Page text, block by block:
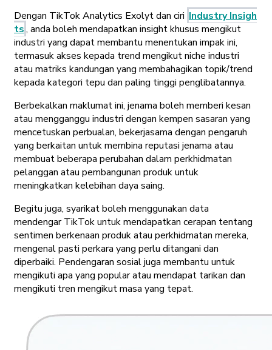
Dengan TikTok Analytics Exolyt dan ciri Industry Insigh
ts, anda boleh mendapatkan insight khusus mengikut
industri yang dapat membantu menentukan impak ini,
termasuk akses kepada trend mengikut niche industri
atau matriks kandungan yang membahagikan topik/trend
kepada kategori tepu dan paling tinggi penglibatannya.
Berbekalkan maklumat ini, jenama boleh memberi kesan
atau mengganggu industri dengan kempen sasaran yang
mencetuskan perbualan, bekerjasama dengan pengaruh
yang berkaitan untuk membina reputasi jenama atau
membuat beberapa perubahan dalam perkhidmatan
pelanggan atau pembangunan produk untuk
meningkatkan kelebihan daya saing.
Begitu juga, syarikat boleh menggunakan data
mendengar TikTok untuk mendapatkan cerapan tentang
sentimen berkenaan produk atau perkhidmatan mereka,
mengenal pasti perkara yang perlu ditangani dan
diperbaiki. Pendengaran sosial juga membantu untuk
mengikuti apa yang popular atau mendapat tarikan dan
mengikuti tren mengikut masa yang tepat.